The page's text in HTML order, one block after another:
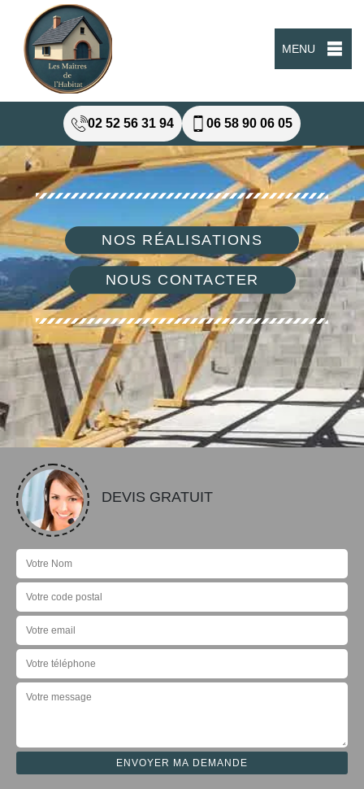
MENU
02 52 56 31 94 06 58 90 06 05
NOS RÉALISATIONS
NOUS CONTACTER
DEVIS GRATUIT